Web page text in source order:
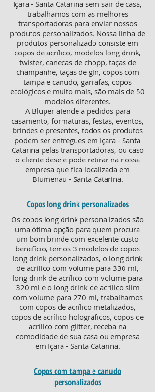
Içara - Santa Catarina sem sair de casa,
trabalhamos com as melhores
transportadoras para enviar nossos
produtos personalizados. Nossa linha de
produtos personalizado consiste em
copos de acrílico, modelos long drink,
twister, canecas de chopp, taças de
champanhe, taças de gin, copos com
tampa e canudo, garrafas, copos
ecológicos e muito mais, são mais de 50
modelos diferentes.
A Bluper atende a pedidos para
casamento, formaturas, festas, eventos,
brindes e presentes, todos os produtos
podem ser entregues em Içara - Santa
Catarina pelas transportadoras, ou caso
o cliente deseje pode retirar na nossa
empresa que fica localizada em
Blumenau - Santa Catarina.
Copos long drink personalizados
Os copos long drink personalizados são
uma ótima opção para quem procura
um bom brinde com excelente custo
benefício, temos 3 modelos de copos
long drink personalizados, o long drink
de acrílico com volume para 330 ml,
long drink de acrílico com volume para
320 ml e o long drink de acrílico slim
com volume para 270 ml, trabalhamos
com copos de acrílico metalizados,
copos de acrílico holográficos, copos de
acrílico com glitter, receba na
comodidade de sua casa ou empresa
em Içara - Santa Catarina.
Copos com tampa e canudo
personalizados